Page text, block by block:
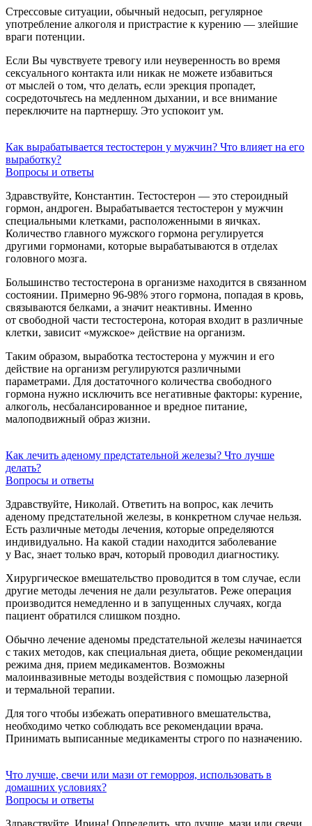
Стрессовые ситуации, обычный недосып, регулярное
употребление алкоголя и пристрастие к курению — злейшие
враги потенции.
Если Вы чувствуете тревогу или неуверенность во время
сексуального контакта или никак не можете избавиться
от мыслей о том, что делать, если эрекция пропадет,
сосредоточьтесь на медленном дыхании, и все внимание
переключите на партнершу. Это успокоит ум.
Как вырабатывается тестостерон у мужчин? Что влияет на его
выработку?
Вопросы и ответы
Здравствуйте, Константин. Тестостерон — это стероидный
гормон, андроген. Вырабатывается тестостерон у мужчин
специальными клетками, расположенными в яичках.
Количество главного мужского гормона регулируется
другими гормонами, которые вырабатываются в отделах
головного мозга.
Большинство тестостерона в организме находится в связанном
состоянии. Примерно 96-98% этого гормона, попадая в кровь,
связываются белками, а значит неактивны. Именно
от свободной части тестостерона, которая входит в различные
клетки, зависит «мужское» действие на организм.
Таким образом, выработка тестостерона у мужчин и его
действие на организм регулируются различными
параметрами. Для достаточного количества свободного
гормона нужно исключить все негативные факторы: курение,
алкоголь, несбалансированное и вредное питание,
малоподвижный образ жизни.
Как лечить аденому предстательной железы? Что лучше
делать?
Вопросы и ответы
Здравствуйте, Николай. Ответить на вопрос, как лечить
аденому предстательной железы, в конкретном случае нельзя.
Есть различные методы лечения, которые определяются
индивидуально. На какой стадии находится заболевание
у Вас, знает только врач, который проводил диагностику.
Хирургическое вмешательство проводится в том случае, если
другие методы лечения не дали результатов. Реже операция
производится немедленно и в запущенных случаях, когда
пациент обратился слишком поздно.
Обычно лечение аденомы предстательной железы начинается
с таких методов, как специальная диета, общие рекомендации
режима дня, прием медикаментов. Возможны
малоинвазивные методы воздействия с помощью лазерной
и термальной терапии.
Для того чтобы избежать оперативного вмешательства,
необходимо четко соблюдать все рекомендации врача.
Принимать выписанные медикаменты строго по назначению.
Что лучше, свечи или мази от геморроя, использовать в
домашних условиях?
Вопросы и ответы
Здравствуйте, Ирина! Определить, что лучше, мази или свечи